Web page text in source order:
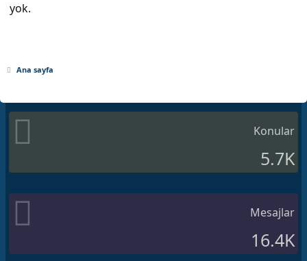
yok.
Ana sayfa
Konular
5.7K
Mesajlar
16.4K